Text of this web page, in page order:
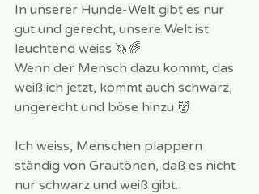
In unserer Hunde-Welt gibt es nur
gut und gerecht, unsere Welt ist
leuchtend weiss 🦄🌈
Wenn der Mensch dazu kommt, das
weiß ich jetzt, kommt auch schwarz,
ungerecht und böse hinzu 👹
Ich weiss, Menschen plappern
ständig von Grautönen, daß es nicht
nur schwarz und weiß gibt.